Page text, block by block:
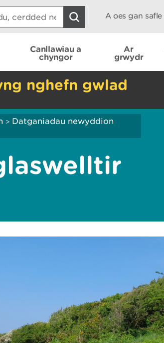
A oes gan
Canllawiau a
chyngor
Ar
grwydr
nghefn gwlad
> Datganiadau newyddion